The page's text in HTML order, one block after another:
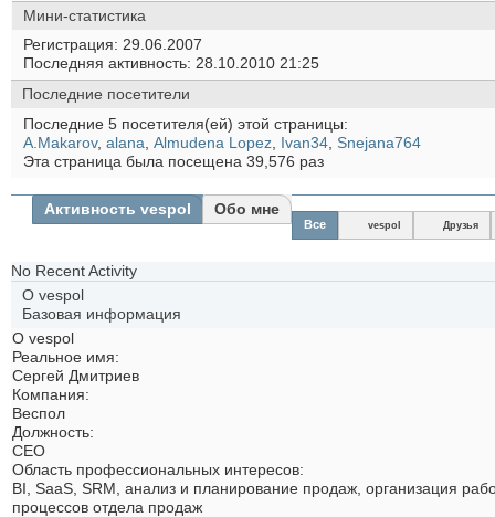
Мини-статистика
Регистрация
29.06.2007
Последняя активность 28.10.2010 21:25
Последние посетители
Последние 5 посетителя(ей) этой страницы:
A.Makarov, alana Almudena Lopez Ivan34 Snejana764
Эта страница была посещена 39,576 раз
Активность vespol Обо мне
Все vespol Друзья
No Recent Activity
О vespol
Базовая информация
О vespol
Реальное имя:
Сергей Дмитриев
Компания:
Веспол
Должность:
CEO
Область профессиональных интересов:
BI, SaaS, SRM, анализ и планирование продаж, организация
процессов отдела продаж